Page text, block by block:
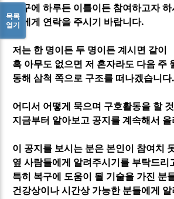
복구에 하루든 이틀이든 참여하고자
저에게 연락을 주시기 바랍니다.
저는 한 명이든 두 명이든 계시면 같이
혹 아무도 없으면 저 혼자라도 다음 주
동해 삼척 쪽으로 구조를 떠나겠습니다.
어디서 어떻게 묵으며 구호활동을 할
지금부터 알아보고 공지를 계속해서
이 공지를 보시는 분은 본인이 참여치
옆 사람들에게 알려주시기를 부탁드리
특히 복구에 도움이 될 기술을 가진 분
건강상이나 시간상 가능한 분들에게
목록
열기